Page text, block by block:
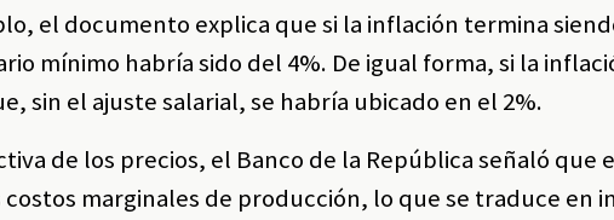
el documento explica que si la inflación termina
mínimo habría sido del 4%. De igual forma, si la
sin el ajuste salarial, se habría ubicado en el 2%.
de los precios, el Banco de la República señaló que
costos marginales de producción, lo que se traduce en